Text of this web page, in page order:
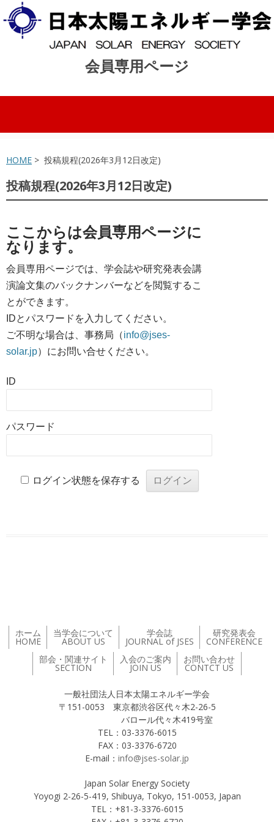
会員専用ページ
コンテンツへスキップ
HOME > 投稿規程(2026年3月12日改定)
投稿規程(2026年3月12日改定)
ここからは会員専用ページに
なります。
会員専用ページでは、学会誌や研究発表会講
演論文集のバックナンバーなどを閲覧するこ
とができます。
IDとパスワードを入力してください。
ご不明な場合は、事務局（info@jses-
solar.jp）にお問い合せください。
ID
パスワード
ログイン状態を保存する
ホーム
HOME
当学会について
ABOUT US
学会誌
JOURNAL of JSES
研究発表会
CONFERENCE
部会・関連サイト
SECTION
入会のご案内
JOIN US
お問い合わせ
CONTCT US
一般社団法人日本太陽エネルギー学会
〒151-0053 東京都渋谷区代々木2-26-5
バロール代々木419号室
TEL：03-3376-6015
FAX：03-3376-6720
E-mail： info@jses-solar.jp
Japan Solar Energy Society
Yoyogi 2-26-5-419, Shibuya, Tokyo, 151-0053, Japan
TEL：+81-3-3376-6015